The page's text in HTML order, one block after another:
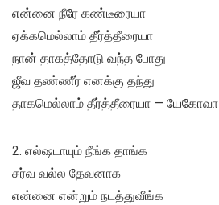
என்னை நீரே கண்டீரையா
ஏக்கமெல்லாம் தீர்த்தீரையா
நான் தாகத்தோடு வந்த போது
ஜீவ தண்ணீர் எனக்கு தந்து
தாகமெல்லாம் தீர்த்தீரையா — யேகோவா
2. எல்ஷடாயும் நீங்க தாங்க
சர்வ வல்ல தேவனாக
என்னை என்றும் நடத்துவீங்க